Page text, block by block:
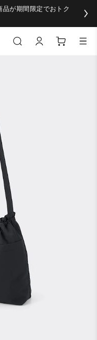
が期間限定でおトク